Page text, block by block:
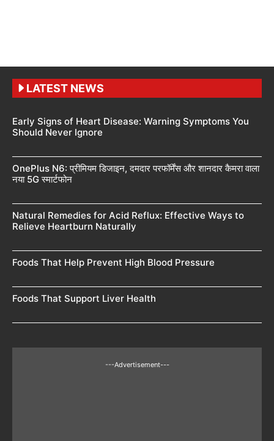
LATEST NEWS
Early Signs of Heart Disease: Warning Symptoms You
Should Never Ignore
OnePlus N6: प्रीमियम डिजाइन, दमदार परफॉर्मेंस और शानदार कैमरा वाला
नया 5G स्मार्टफोन
Natural Remedies for Acid Reflux: Effective Ways to
Relieve Heartburn Naturally
Foods That Help Prevent High Blood Pressure
Foods That Support Liver Health
---Advertisement---